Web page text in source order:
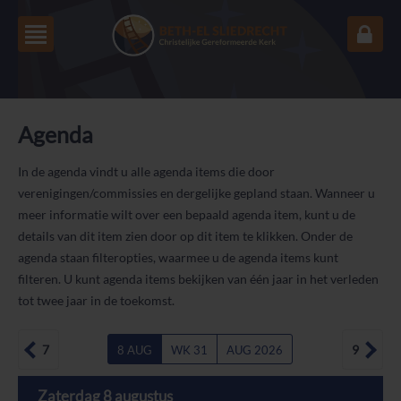
Agenda
In de agenda vindt u alle agenda items die door
verenigingen/commissies en dergelijke gepland staan. Wanneer u
meer informatie wilt over een bepaald agenda item, kunt u de
details van dit item zien door op dit item te klikken. Onder de
agenda staan filteropties, waarmee u de agenda items kunt
filteren. U kunt agenda items bekijken van één jaar in het verleden
tot twee jaar in de toekomst.
8 AUG WK 31 AUG 2026
7 9
Zaterdag 8 augustus